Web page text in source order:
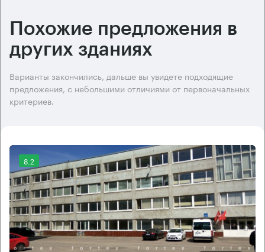
Похожие предложения в
других зданиях
Варианты закончились, дальше вы увидете подходящие
предложения, с небольшими отличиями от первоначальных
критериев.
8.2